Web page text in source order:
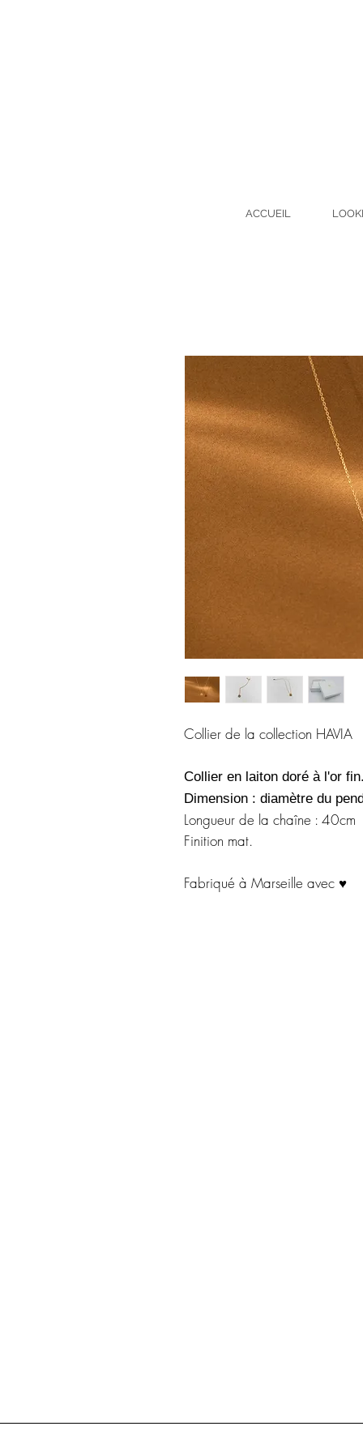
ACCUEIL
Collier de la collection HAVIA
Collier en laiton doré à l'or fin.
Dimension : diamètre du
Longueur de la chaîne : 40cm
Finition mat.
Fabriqué à Marseille avec ♥